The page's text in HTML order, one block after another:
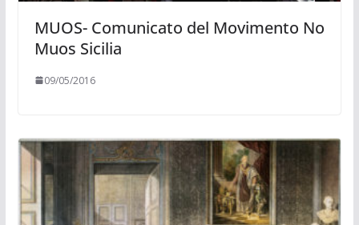
MUOS- Comunicato del Movimento No
Muos Sicilia
09/05/2016